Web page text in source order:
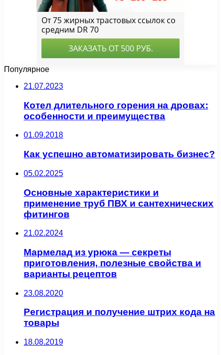
Популярное
21.07.2023
Котел длительного горения на дровах:
особенности и преимущества
01.09.2018
Как успешно автоматизировать бизнес?
05.02.2025
Основные характеристики и
применение труб ПВХ и сантехнических
фитингов
21.02.2024
Мармелад из урюка — секреты
приготовления, полезные свойства и
варианты рецептов
23.08.2020
Регистрация и получение штрих кода на
товары
18.08.2019